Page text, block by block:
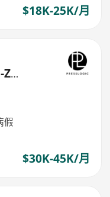
$18K-25K/月
Z
假
$30K-45K/月